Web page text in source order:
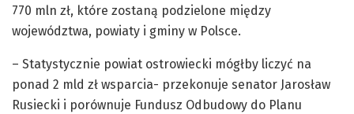
770 mln zł, które zostaną podzielone między
województwa, powiaty i gminy w Polsce.
– Statystycznie powiat ostrowiecki mógłby liczyć na
ponad 2 mld zł wsparcia- przekonuje senator Jarosław
Rusiecki i porównuje Fundusz Odbudowy do Planu